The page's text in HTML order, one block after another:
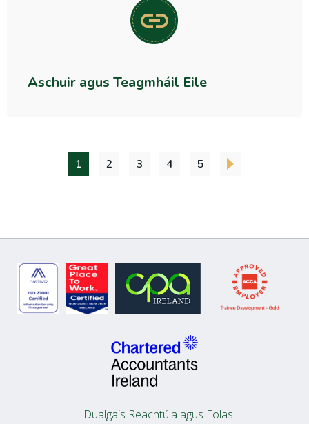
Aschuir agus Teagmháil Eile
1 2 3 4 5
Dualgais Reachtúla agus Eolas